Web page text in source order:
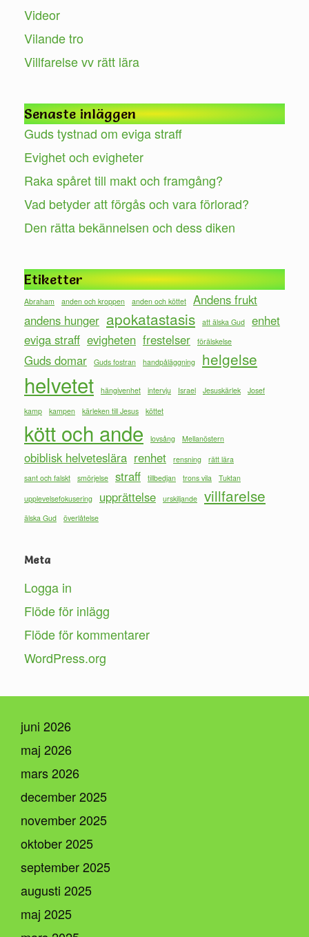
Videor
Vilande tro
Villfarelse vv rätt lära
Senaste inläggen
Guds tystnad om eviga straff
Evighet och evigheter
Raka spåret till makt och framgång?
Vad betyder att förgås och vara förlorad?
Den rätta bekännelsen och dess diken
Etiketter
Abraham anden och kroppen anden och köttet
Andens frukt
andens hunger apokatastasis att älska Gud
enhet
eviga straff evigheten frestelser förälskelse
Guds domar Guds fostran handpåläggning helgelse
helvetet hängivenhet intervju Israel Jesuskärlek
Josef
kamp
kampen kärleken till Jesus köttet
kött och ande lovsång Mellanöstern
obiblisk helveteslära renhet rensning
rätt lära
sant och falskt
smörjelse straff tillbedjan trons vila
Tuktan
upplevelsefokusering
upprättelse urskiljande villfarelse
älska Gud överlåtelse
Meta
Logga in
Flöde för inlägg
Flöde för kommentarer
WordPress.org
juni 2026
maj 2026
mars 2026
december 2025
november 2025
oktober 2025
september 2025
augusti 2025
maj 2025